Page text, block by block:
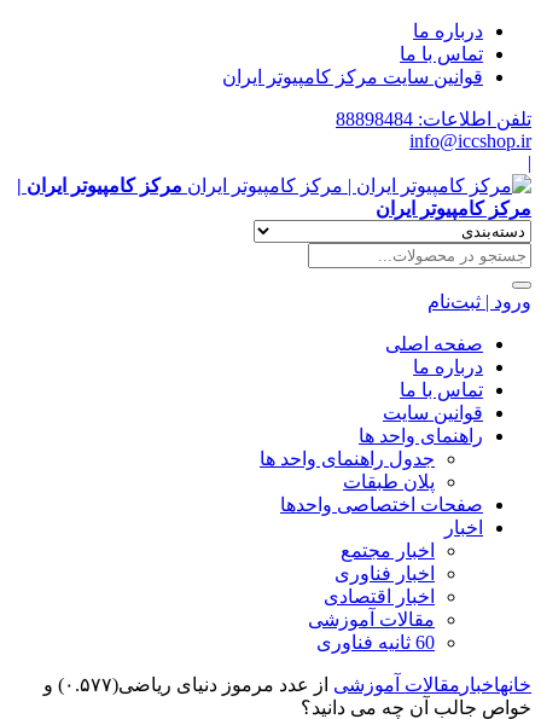
درباره ما
تماس با ما
قوانین سایت مرکز کامپیوتر ایران
تلفن اطلاعات: 88898484
info@iccshop.ir
|
مرکز کامپیوتر ایران |
مرکز کامپیوتر ایران
ورود | ثبت‌نام
صفحه اصلی
درباره ما
تماس با ما
قوانین سایت
راهنمای واحد ها
جدول راهنمای واحد ها
پلان طبقات
صفحات اختصاصی واحدها
اخبار
اخبار مجتمع
اخبار فناوری
اخبار اقتصادی
مقالات آموزشی
60 ثانیه فناوری
خانهاخبار مقالات آموزشی
از عدد مرموز دنیای ریاضی(۰.۵۷۷) و
خواص جالب آن چه می دانید؟